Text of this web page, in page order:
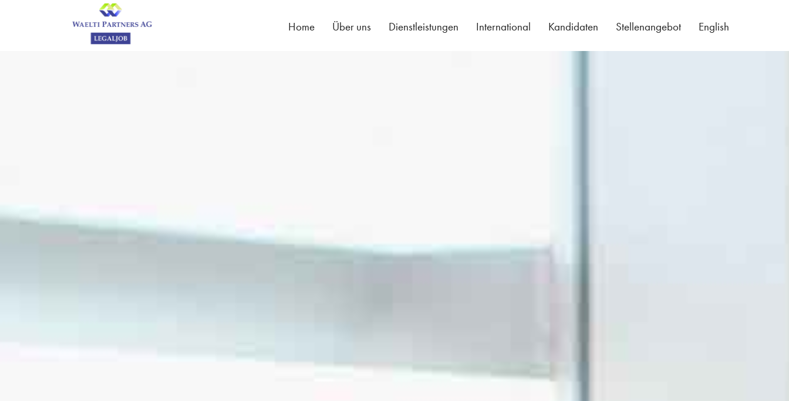
Home Über uns Dienstleistungen International Kandidaten Stellenangebot English